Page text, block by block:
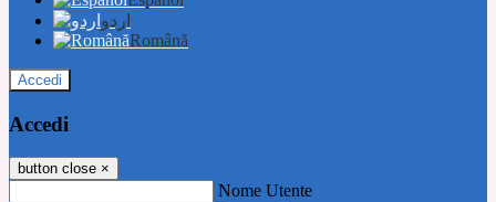
اردو
Română
Accedi
Accedi
button close ×
Nome Utente